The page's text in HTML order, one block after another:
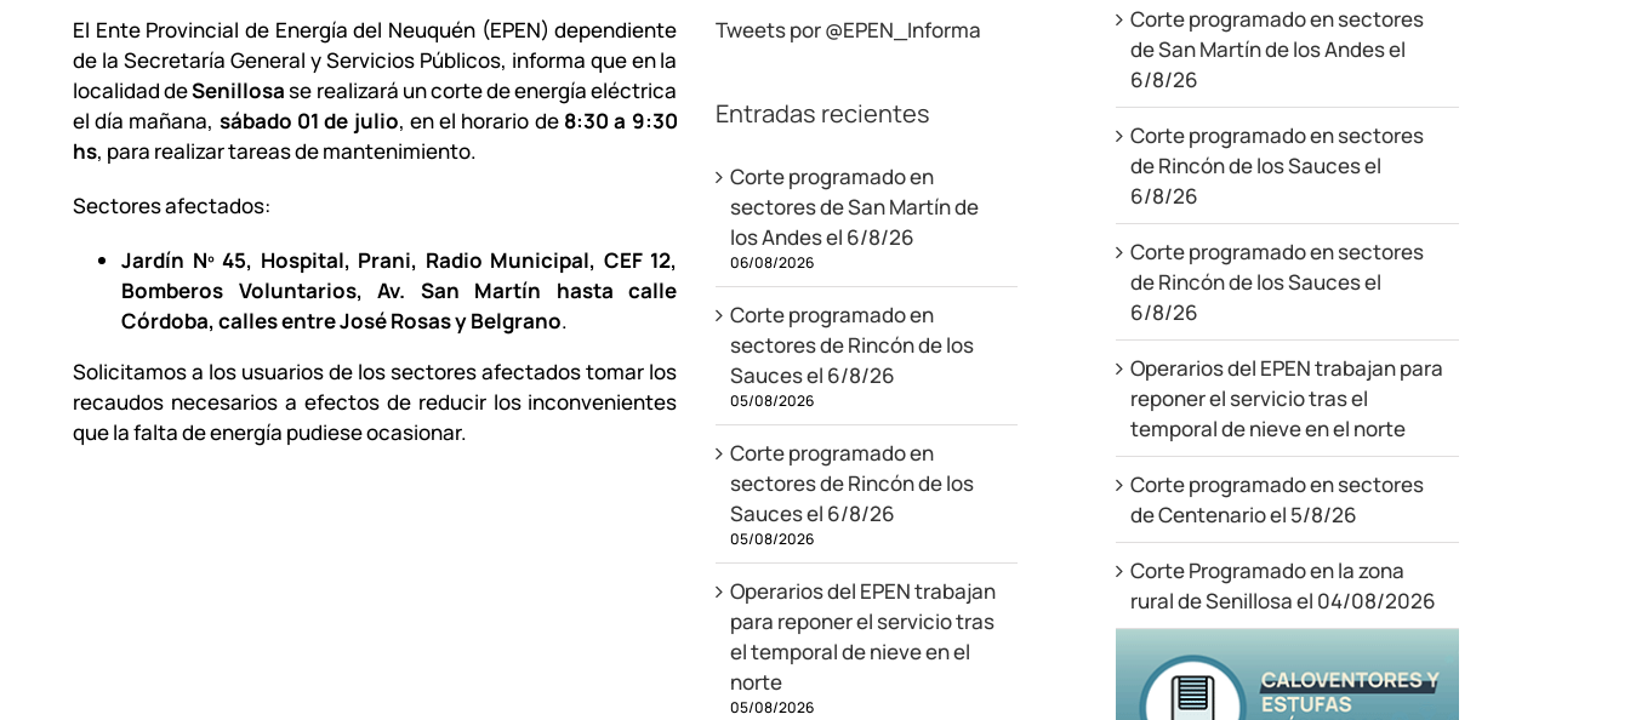
El Ente Provincial de Energía del Neuquén (EPEN) dependiente
de la Secretaría General y Servicios Públicos, informa que en la
localidad deSenillosase realizará un corte de energía eléctrica
el día mañana, sábado 01 de julio, en el horario de 8:30 a 9:30
hs, para realizar tareas de mantenimiento.
Sectores afectados:
Jardín Nº 45, Hospital, Prani, Radio Municipal, CEF 12,
Bomberos Voluntarios, Av. San Martín hasta calle
Córdoba, calles entre José Rosas y Belgrano.
Solicitamos a los usuarios de los sectores afectados tomar los
recaudos necesarios a efectos de reducir los inconvenientes
que la falta de energía pudiese ocasionar.
Tweets por @EPEN_Informa
Entradas recientes
Corte programado en
sectores de San Martín de
los Andes el 6/8/26
06/08/2026
Corte programado en
sectores de Rincón de los
Sauces el 6/8/26
05/08/2026
Corte programado en
sectores de Rincón de los
Sauces el 6/8/26
05/08/2026
Operarios del EPEN trabajan
para reponer el servicio tras
el temporal de nieve en el
norte
05/08/2026
Corte programado en sectores
de San Martín de los Andes el
6/8/26
Corte programado en sectores
de Rincón de los Sauces el
6/8/26
Corte programado en sectores
de Rincón de los Sauces el
6/8/26
Operarios del EPEN trabajan para
reponer el servicio tras el
temporal de nieve en el norte
Corte programado en sectores
de Centenario el 5/8/26
Corte Programado en la zona
rural de Senillosa el 04/08/2026